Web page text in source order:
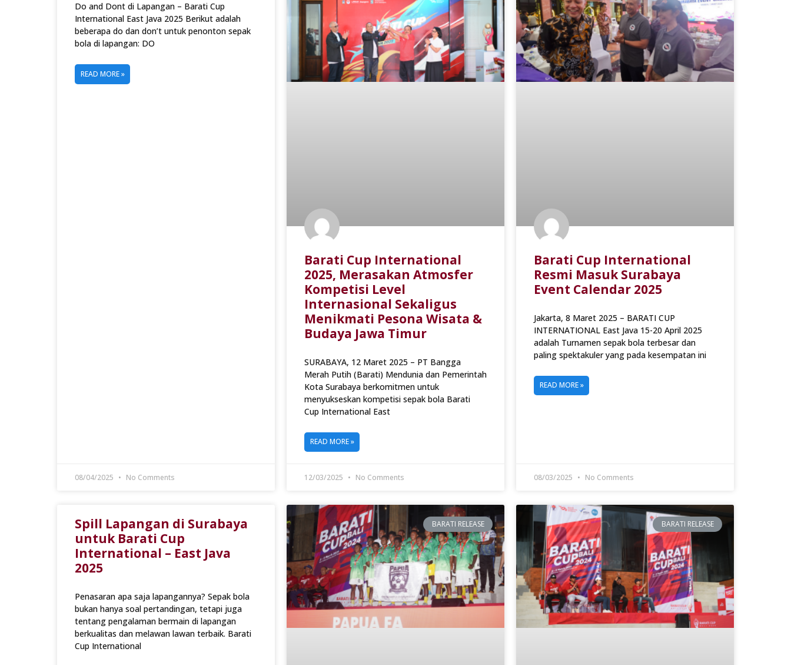
Do and Dont di Lapangan – Barati Cup
International East Java 2025 Berikut adalah
beberapa do dan don’t untuk penonton sepak
bola di lapangan: DO
READ MORE »
08/04/2025 No Comments
Barati Cup International
2025, Merasakan Atmosfer
Kompetisi Level
Internasional Sekaligus
Menikmati Pesona Wisata &
Budaya Jawa Timur
SURABAYA, 12 Maret 2025 – PT Bangga
Merah Putih (Barati) Mendunia dan Pemerintah
Kota Surabaya berkomitmen untuk
menyukseskan kompetisi sepak bola Barati
Cup International East
READ MORE »
12/03/2025 No Comments
Barati Cup International
Resmi Masuk Surabaya
Event Calendar 2025
Jakarta, 8 Maret 2025 – BARATI CUP
INTERNATIONAL East Java 15-20 April 2025
adalah Turnamen sepak bola terbesar dan
paling spektakuler yang pada kesempatan ini
READ MORE »
08/03/2025 No Comments
Spill Lapangan di Surabaya
untuk Barati Cup
International – East Java
2025
Penasaran apa saja lapangannya? Sepak bola
bukan hanya soal pertandingan, tetapi juga
tentang pengalaman bermain di lapangan
berkualitas dan melawan lawan terbaik. Barati
Cup International
BARATI RELEASE BARATI RELEASE